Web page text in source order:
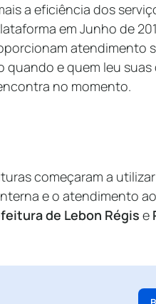
a eficiência dos
em Junho de
atendimento
e quem leu suas
no momento.
começaram a
e o atendimento
de Lebon Régis e